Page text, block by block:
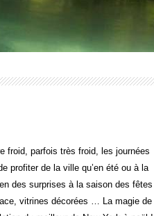
froid, parfois très froid, les journées
profiter de la ville qu’en été ou à la
des surprises à la saison des fêtes
vitrines décorées … La magie de